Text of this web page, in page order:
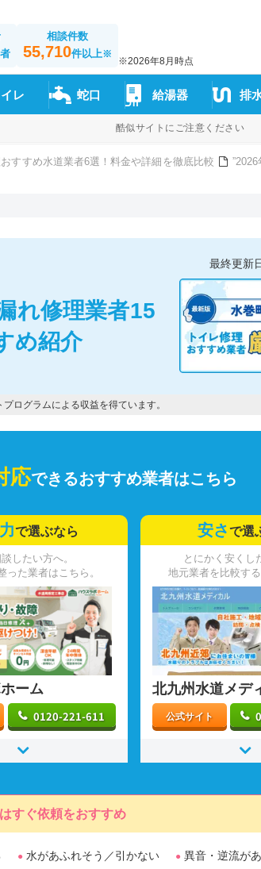
相談件数
55,710件以上※
※2026年8月時点
イレ 蛇口 給湯器 排
酷似サイトにご注意ください
すすめ水道業者6選！料金や詳細を徹底比較
れ修理業者15
め紹介
最終更新
ログラムによる収益を得ています。
応できるおすすめ業者はこちら
で選ぶなら
したい方へ。
った業者はこちら。
ーム
0120-221-611
安さで選
とにかく安くし
地元業者を比較する
北九州水道メデ
公式サイト
すぐ依頼をおすすめ
水があふれそう／引かない 異音・逆流が